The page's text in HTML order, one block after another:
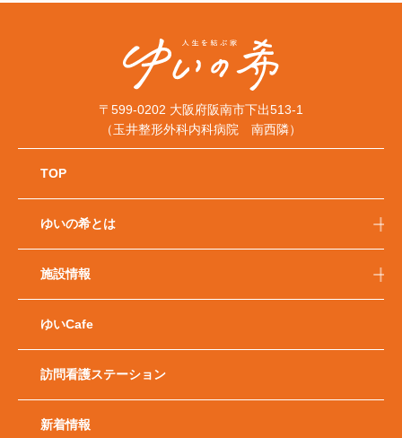
〒599-0202 大阪府阪南市下出513-1
（玉井整形外科内科病院 南西隣）
TOP
ゆいの希とは
施設情報
ゆいCafe
訪問看護ステーション
新着情報